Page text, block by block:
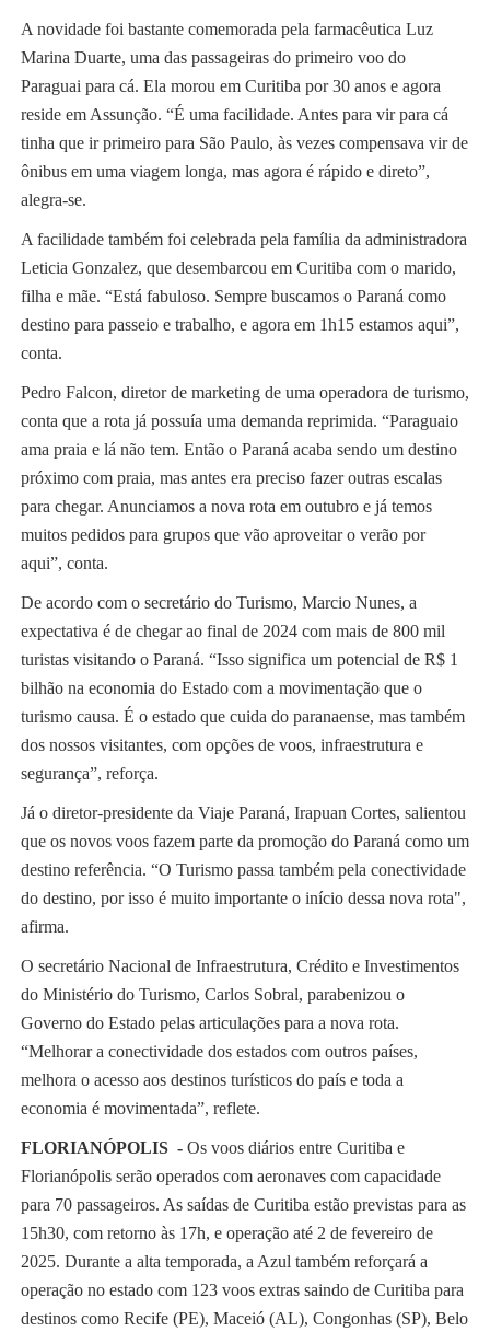
A novidade foi bastante comemorada pela farmacêutica Luz
Marina Duarte, uma das passageiras do primeiro voo do
Paraguai para cá. Ela morou em Curitiba por 30 anos e agora
reside em Assunção. “É uma facilidade. Antes para vir para cá
tinha que ir primeiro para São Paulo, às vezes compensava vir de
ônibus em uma viagem longa, mas agora é rápido e direto”,
alegra-se.
A facilidade também foi celebrada pela família da administradora
Leticia Gonzalez, que desembarcou em Curitiba com o marido,
filha e mãe. “Está fabuloso. Sempre buscamos o Paraná como
destino para passeio e trabalho, e agora em 1h15 estamos aqui”,
conta.
Pedro Falcon, diretor de marketing de uma operadora de turismo,
conta que a rota já possuía uma demanda reprimida. “Paraguaio
ama praia e lá não tem. Então o Paraná acaba sendo um destino
próximo com praia, mas antes era preciso fazer outras escalas
para chegar. Anunciamos a nova rota em outubro e já temos
muitos pedidos para grupos que vão aproveitar o verão por
aqui”, conta.
De acordo com o secretário do Turismo, Marcio Nunes, a
expectativa é de chegar ao final de 2024 com mais de 800 mil
turistas visitando o Paraná. “Isso significa um potencial de R$ 1
bilhão na economia do Estado com a movimentação que o
turismo causa. É o estado que cuida do paranaense, mas também
dos nossos visitantes, com opções de voos, infraestrutura e
segurança”, reforça.
Já o diretor-presidente da Viaje Paraná, Irapuan Cortes, salientou
que os novos voos fazem parte da promoção do Paraná como um
destino referência. “O Turismo passa também pela conectividade
do destino, por isso é muito importante o início dessa nova rota",
afirma.
O secretário Nacional de Infraestrutura, Crédito e Investimentos
do Ministério do Turismo, Carlos Sobral, parabenizou o
Governo do Estado pelas articulações para a nova rota.
“Melhorar a conectividade dos estados com outros países,
melhora o acesso aos destinos turísticos do país e toda a
economia é movimentada”, reflete.
FLORIANÓPOLIS -Os voos diários entre Curitiba e
Florianópolis serão operados com aeronaves com capacidade
para 70 passageiros. As saídas de Curitiba estão previstas para as
15h30, com retorno às 17h, e operação até 2 de fevereiro de
2025. Durante a alta temporada, a Azul também reforçará a
operação no estado com 123 voos extras saindo de Curitiba para
destinos como Recife (PE), Maceió (AL), Congonhas (SP), Belo